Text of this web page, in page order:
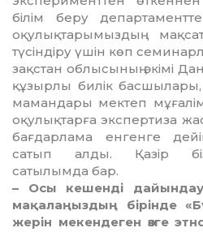
білім беру
оқулықтарымыздың
түсіндіру үшін көп
зақстан облысының әкімі
құзырлы билік басшылары,
мамандары мектеп
оқулықтарға экс­пертиза
бағдарлама енгенге
сатып алды. Қазір
сатылымда бар.
– Осы кешенді
мақалаңыздың бірінде
жерін мекен­деген өзге